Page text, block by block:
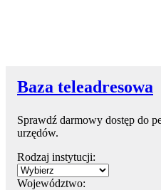
Baza teleadresowa
Sprawdź darmowy dostęp do
urzędów.
Rodzaj instytucji:
Województwo: